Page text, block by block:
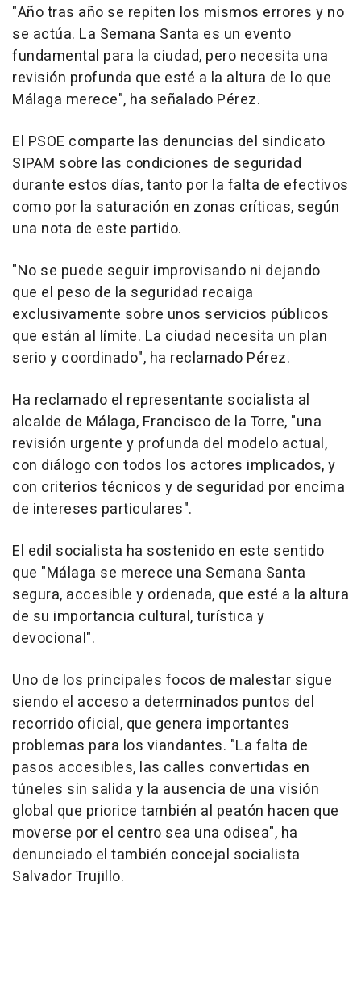
"Año tras año se repiten los mismos errores y no
se actúa. La Semana Santa es un evento
fundamental para la ciudad, pero necesita una
revisión profunda que esté a la altura de lo que
Málaga merece", ha señalado Pérez.
El PSOE comparte las denuncias del sindicato
SIPAM sobre las condiciones de seguridad
durante estos días, tanto por la falta de efectivos
como por la saturación en zonas críticas, según
una nota de este partido.
"No se puede seguir improvisando ni dejando
que el peso de la seguridad recaiga
exclusivamente sobre unos servicios públicos
que están al límite. La ciudad necesita un plan
serio y coordinado", ha reclamado Pérez.
Ha reclamado el representante socialista al
alcalde de Málaga, Francisco de la Torre, "una
revisión urgente y profunda del modelo actual,
con diálogo con todos los actores implicados, y
con criterios técnicos y de seguridad por encima
de intereses particulares".
El edil socialista ha sostenido en este sentido
que "Málaga se merece una Semana Santa
segura, accesible y ordenada, que esté a la altura
de su importancia cultural, turística y
devocional".
Uno de los principales focos de malestar sigue
siendo el acceso a determinados puntos del
recorrido oficial, que genera importantes
problemas para los viandantes. "La falta de
pasos accesibles, las calles convertidas en
túneles sin salida y la ausencia de una visión
global que priorice también al peatón hacen que
moverse por el centro sea una odisea", ha
denunciado el también concejal socialista
Salvador Trujillo.